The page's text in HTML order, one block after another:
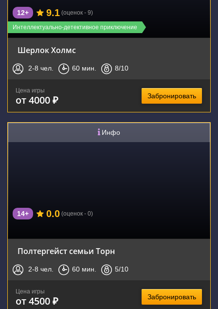
Интеллектуально-детективное приключение
12+ 9.1 (оценок - 9)
Шерлок Холмс
2-8 чел. 60 мин. 8/10
Цена игры
от 4000 ₽ Забронировать
Инфо
14+ 0.0 (оценок - 0)
Полтергейст семьи Торн
2-8 чел. 60 мин. 5/10
Цена игры
от 4500 ₽ Забронировать